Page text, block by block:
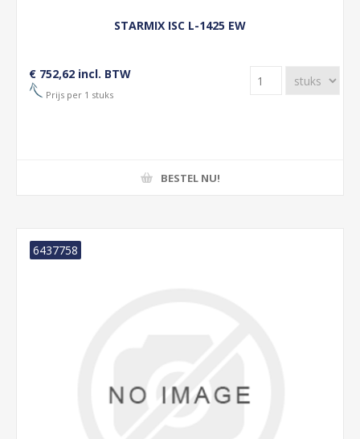
STARMIX ISC L-1425 EW
€ 752,62 incl. BTW
Prijs per 1 stuks
BESTEL NU!
6437758